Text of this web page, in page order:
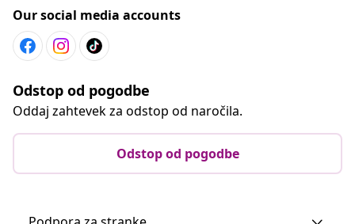
Our social media accounts
Odstop od pogodbe
Oddaj zahtevek za odstop od naročila.
Odstop od pogodbe